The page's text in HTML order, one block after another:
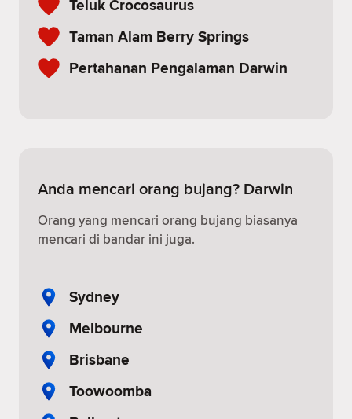
Teluk Crocosaurus
Taman Alam Berry Springs
Pertahanan Pengalaman Darwin
Anda mencari orang bujang? Darwin
Orang yang mencari orang bujang biasanya
mencari di bandar ini juga.
Sydney
Melbourne
Brisbane
Toowoomba